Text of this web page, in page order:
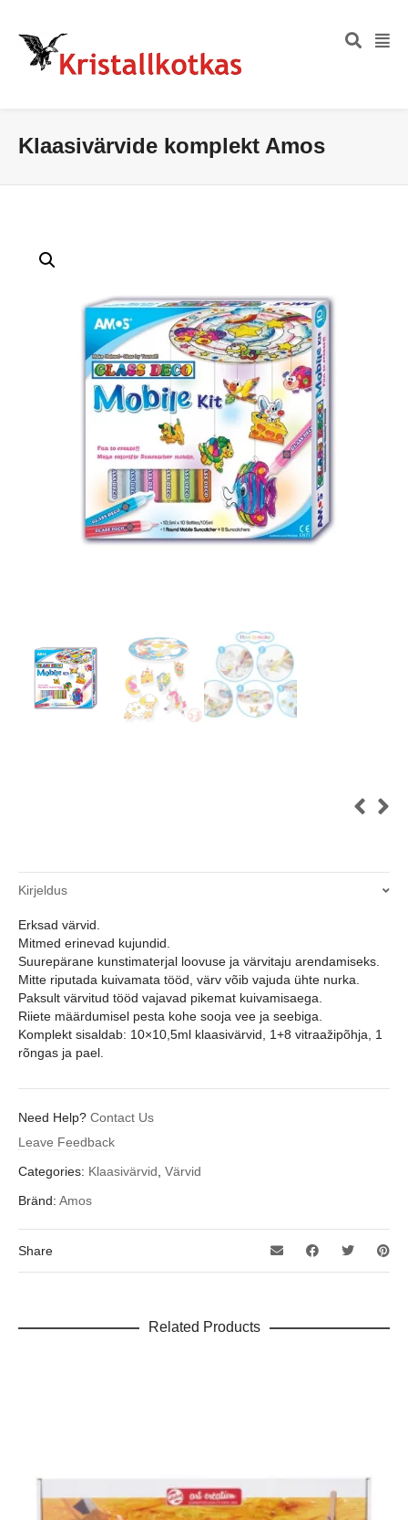
Klaasivärvide komplekt Amos
Kirjeldus
Erksad värvid.
Mitmed erinevad kujundid.
Suurepärane kunstimaterjal loovuse ja värvitaju arendamiseks.
Mitte riputada kuivamata tööd, värv võib vajuda ühte nurka.
Paksult värvitud tööd vajavad pikemat kuivamisaega.
Riiete määrdumisel pesta kohe sooja vee ja seebiga.
Komplekt sisaldab: 10×10,5ml klaasivärvid, 1+8 vitraažipõhja, 1
rõngas ja pael.
Need Help? Contact Us
Leave Feedback
Categories: Klaasivärvid, Värvid
Bränd: Amos
Share
Related Products